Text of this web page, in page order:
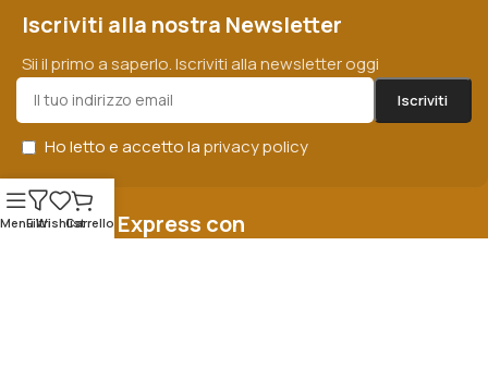
Iscriviti alla nostra Newsletter
Sii il primo a saperlo. Iscriviti alla newsletter oggi
Ho letto e accetto laprivacy policy
Spedizioni Express con
MenuFiltriWishlistCarrello